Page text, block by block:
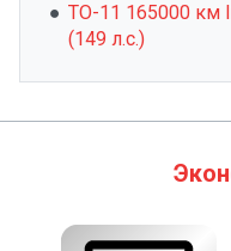
ТО-11 165000 км
(149 л.с.)